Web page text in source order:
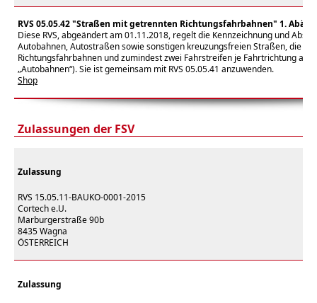
RVS 05.05.42 "Straßen mit getrennten Richtungsfahrbahnen" 1.
Diese RVS, abgeändert am 01.11.2018, regelt die Kennzeichnung und
Autobahnen, Autostraßen sowie sonstigen kreuzungsfreien Straßen, die
Richtungsfahrbahnen und zumindest zwei Fahrstreifen je Fahrtrichtung
„Autobahnen“). Sie ist gemeinsam mit RVS 05.05.41 anzuwenden.
Shop
Zulassungen der FSV
Zulassung
RVS 15.05.11-BAUKO-0001-2015
Cortech e.U.
Marburgerstraße 90b
8435 Wagna
ÖSTERREICH
Zulassung